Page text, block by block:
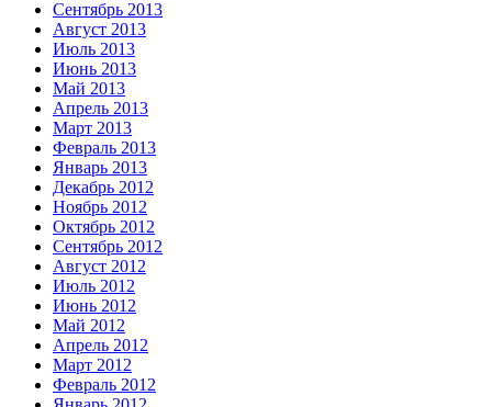
Сентябрь 2013
Август 2013
Июль 2013
Июнь 2013
Май 2013
Апрель 2013
Март 2013
Февраль 2013
Январь 2013
Декабрь 2012
Ноябрь 2012
Октябрь 2012
Сентябрь 2012
Август 2012
Июль 2012
Июнь 2012
Май 2012
Апрель 2012
Март 2012
Февраль 2012